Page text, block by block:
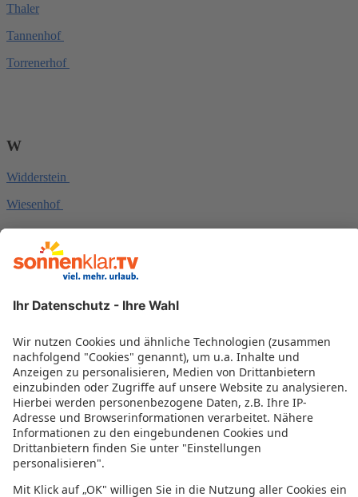
Thaler
Tannenhof
Torrenerhof
W
Widderstein
Wiesenhof
Alles weitere zu Ihrem Urlaub in
Österreich
Last Minute Österreich
Familienurlaub Österreich
All Inclusive Österreich
Wellnessurlaub Österreich
Pauschalurlaub Österreich
Kurzurlaub Österreich
Wanderurlaub Österreich